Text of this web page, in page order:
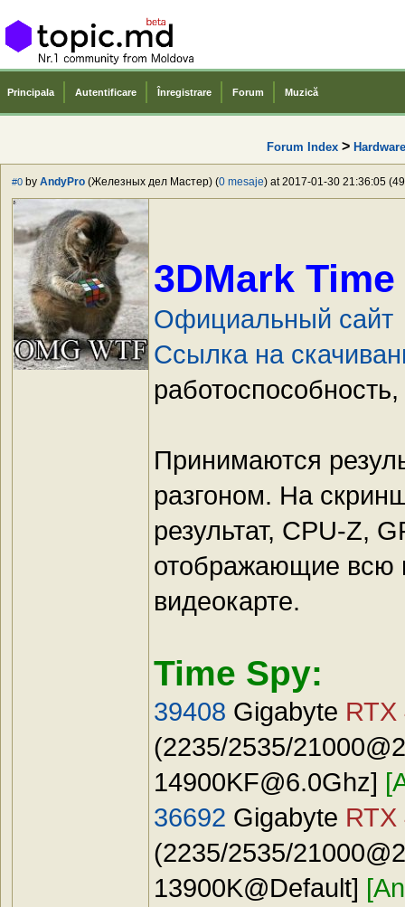
Principala Autentificare Înregistrare Forum Muzică
Forum Index > Hardware
#0 by AndyPro (Железных дел Мастер) (0 mesaje) at 2017-01-30 21:36:05
3DMark
Официальный сайт
Ссылка на
Принимаются
разгоном. На
результат, CPU-Z,
отображающие всю
видеокарте.
Time Spy:
39408 Gigabyte RTX
(2235/2535/
14900KF@6.0Ghz]
36692 Gigabyte RTX
(2235/2535/
13900K@Default]